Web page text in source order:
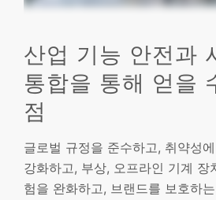
산업 기능 안전과
통합을 통해 얻을
점
글로벌 규정을 준수하고, 취약성
강화하고, 부상, 오프라인 기계 장
험을 완화하고, 브랜드를 보호하